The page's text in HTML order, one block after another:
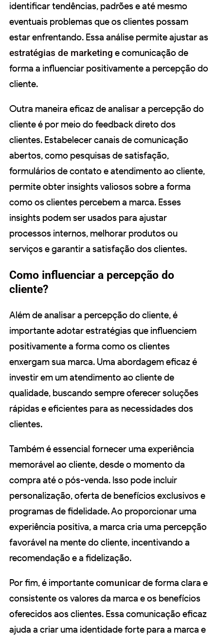
identificar tendências, padrões e até mesmo
eventuais problemas que os clientes possam
estar enfrentando. Essa análise permite ajustar as
estratégias de marketing e comunicação de
forma a influenciar positivamente a percepção do
cliente.
Outra maneira eficaz de analisar a percepção do
cliente é por meio do feedback direto dos
clientes. Estabelecer canais de comunicação
abertos, como pesquisas de satisfação,
formulários de contato e atendimento ao cliente,
permite obter insights valiosos sobre a forma
como os clientes percebem a marca. Esses
insights podem ser usados para ajustar
processos internos, melhorar produtos ou
serviços e garantir a satisfação dos clientes.
Como influenciar a percepção do
cliente?
Além de analisar a percepção do cliente, é
importante adotar estratégias que influenciem
positivamente a forma como os clientes
enxergam sua marca. Uma abordagem eficaz é
investir em um atendimento ao cliente de
qualidade, buscando sempre oferecer soluções
rápidas e eficientes para as necessidades dos
clientes.
Também é essencial fornecer uma experiência
memorável ao cliente, desde o momento da
compra até o pós-venda. Isso pode incluir
personalização, oferta de benefícios exclusivos e
programas de fidelidade. Ao proporcionar uma
experiência positiva, a marca cria uma percepção
favorável na mente do cliente, incentivando a
recomendação e a fidelização.
Por fim, é importantecomunicarde forma clara e
consistente os valores da marca e os benefícios
oferecidos aos clientes. Essa comunicação eficaz
ajuda a criar uma identidade forte para a marca e